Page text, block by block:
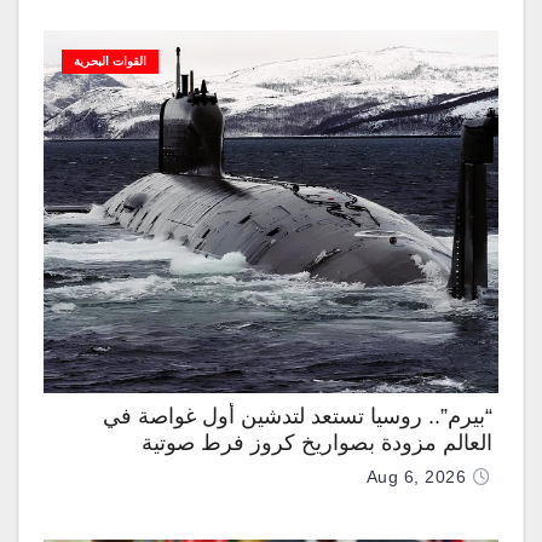
القوات البحرية
“بيرم”.. روسيا تستعد لتدشين أول غواصة في
العالم مزودة بصواريخ كروز فرط صوتية
Aug 6, 2026